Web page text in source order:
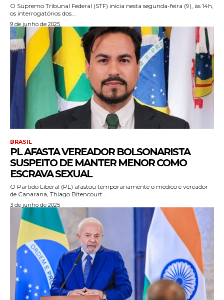
O Supremo Tribunal Federal (STF) inicia nesta segunda-feira (9), às 14h,
os interrogatórios dos...
9 de junho de 2025
BRASIL
PL AFASTA VEREADOR BOLSONARISTA
SUSPEITO DE MANTER MENOR COMO
ESCRAVA SEXUAL
O Partido Liberal (PL) afastou temporariamente o médico e vereador
de Canarana, Thiago Bitencourt...
3 de junho de 2025